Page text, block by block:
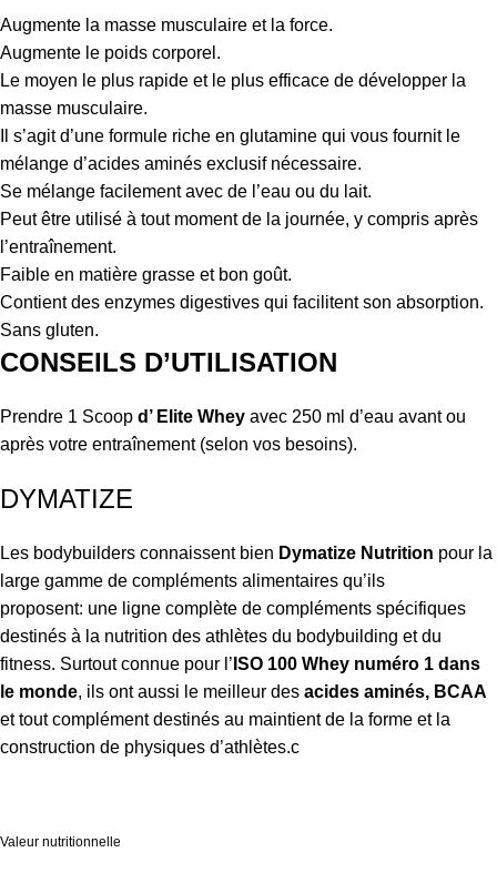
Augmente la masse musculaire et la force.
Augmente le poids corporel.
Le moyen le plus rapide et le plus efficace de développer la
masse musculaire.
Il s’agit d’une formule riche en glutamine qui vous fournit le
mélange d’acides aminés exclusif nécessaire.
Se mélange facilement avec de l’eau ou du lait.
Peut être utilisé à tout moment de la journée, y compris après
l’entraînement.
Faible en matière grasse et bon goût.
Contient des enzymes digestives qui facilitent son absorption.
Sans gluten.
CONSEILS D’UTILISATION
Prendre 1 Scoop d’ Elite Whey avec 250 ml d’eau avant ou
après votre entraînement (selon vos besoins).
DYMATIZE
Les bodybuilders connaissent bien Dymatize Nutrition pour la
large gamme de compléments alimentaires qu’ils
proposent: une ligne complète de compléments spécifiques
destinés à la nutrition des athlètes du bodybuilding et du
fitness. Surtout connue pour l’ ISO 100 Whey numéro 1 dans
le monde, ils ont aussi le meilleur des acides aminés, BCAA
et tout complément destinés au maintient de la forme et la
construction de physiques d’athlètes.c
Valeur nutritionnelle